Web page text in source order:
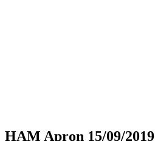
HAM Apron 15/09/2019